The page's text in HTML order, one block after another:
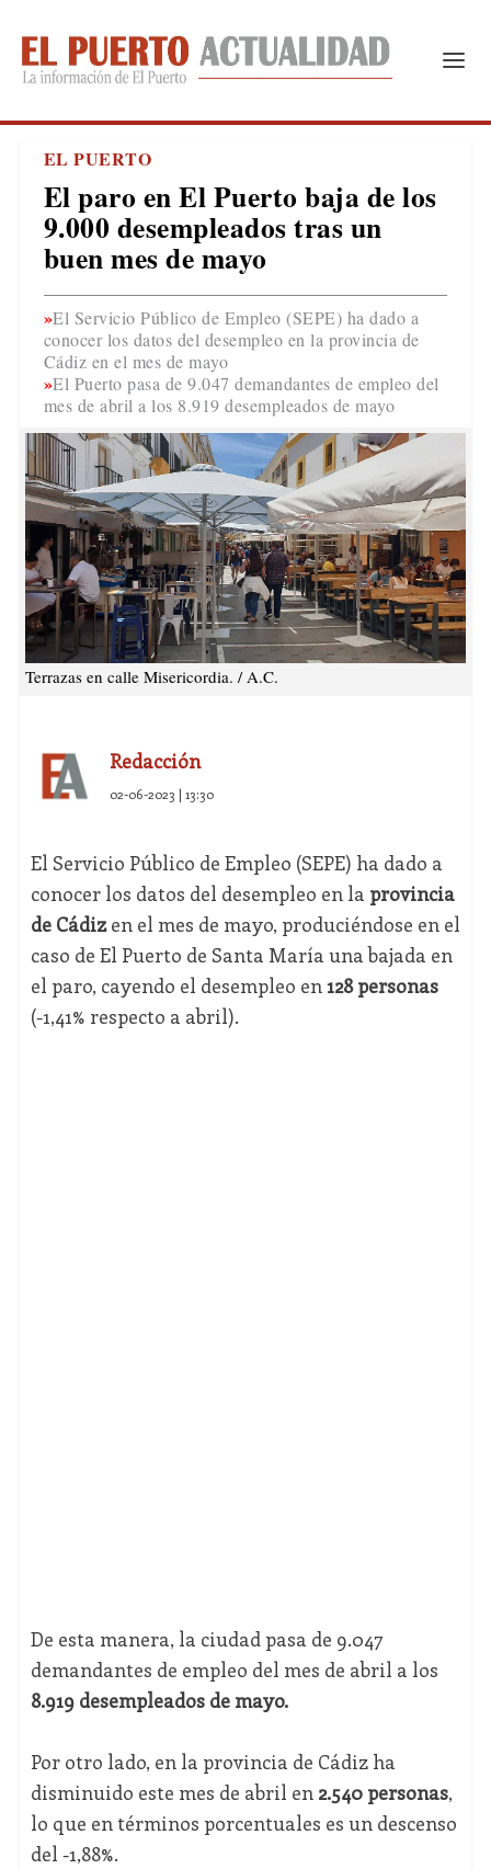
EL PUERTO
El paro en El Puerto baja de los
9.000 desempleados tras un
buen mes de mayo
El Servicio Público de Empleo (SEPE) ha dado a
conocer los datos del desempleo en la provincia de
Cádiz en el mes de mayo
El Puerto pasa de 9.047 demandantes de empleo del
mes de abril a los 8.919 desempleados de mayo
Terrazas en calle Misericordia. / A.C.
Redacción
02-06-2023 | 13:30
El Servicio Público de Empleo (SEPE) ha dado a
conocer los datos del desempleo en la provincia
de Cádizen el mes de mayo, produciéndose en el
caso de El Puerto de Santa María una bajada en
el paro, cayendo el desempleo en128 personas
(-1,41% respecto a abril).
De esta manera, la ciudad pasa de 9.047
demandantes de empleo del mes de abril a los
8.919 desempleados de mayo.
Por otro lado, en la provincia de Cádiz ha
disminuido este mes de abril en 2.540 personas,
lo que en términos porcentuales es un descenso
del -1,88%.